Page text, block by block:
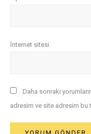
İnternet sitesi
Daha sonraki
adresim ve site adresim bu